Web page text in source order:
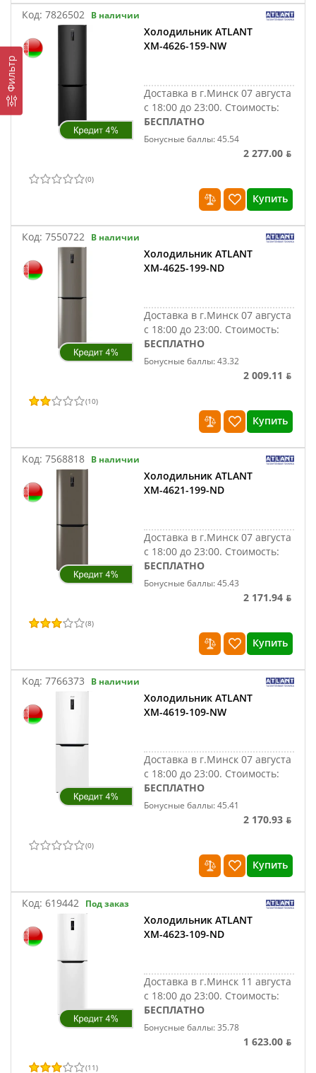
Фильтр
Код: 7826502 В наличии
Холодильник ATLANT
ХМ-4626-159-NW
Доставка в г.Минск 07 августа
с 18:00 до 23:00. Стоимость:
БЕСПЛАТНО
Бонусные баллы: 45.54
2 277.00 ƃ
(0)
Купить
Код: 7550722 В наличии
Холодильник ATLANT
ХМ-4625-199-ND
Доставка в г.Минск 07 августа
с 18:00 до 23:00. Стоимость:
БЕСПЛАТНО
Бонусные баллы: 43.32
2 009.11 ƃ
(10)
Купить
Код: 7568818 В наличии
Холодильник ATLANT
ХМ-4621-199-ND
Доставка в г.Минск 07 августа
с 18:00 до 23:00. Стоимость:
БЕСПЛАТНО
Бонусные баллы: 45.43
2 171.94 ƃ
(8)
Купить
Код: 7766373 В наличии
Холодильник ATLANT
ХМ-4619-109-NW
Доставка в г.Минск 07 августа
с 18:00 до 23:00. Стоимость:
БЕСПЛАТНО
Бонусные баллы: 45.41
2 170.93 ƃ
(0)
Купить
Код: 619442 Под заказ
Холодильник ATLANT
ХМ-4623-109-ND
Доставка в г.Минск 11 августа
с 18:00 до 23:00. Стоимость:
БЕСПЛАТНО
Бонусные баллы: 35.78
1 623.00 ƃ
(11)